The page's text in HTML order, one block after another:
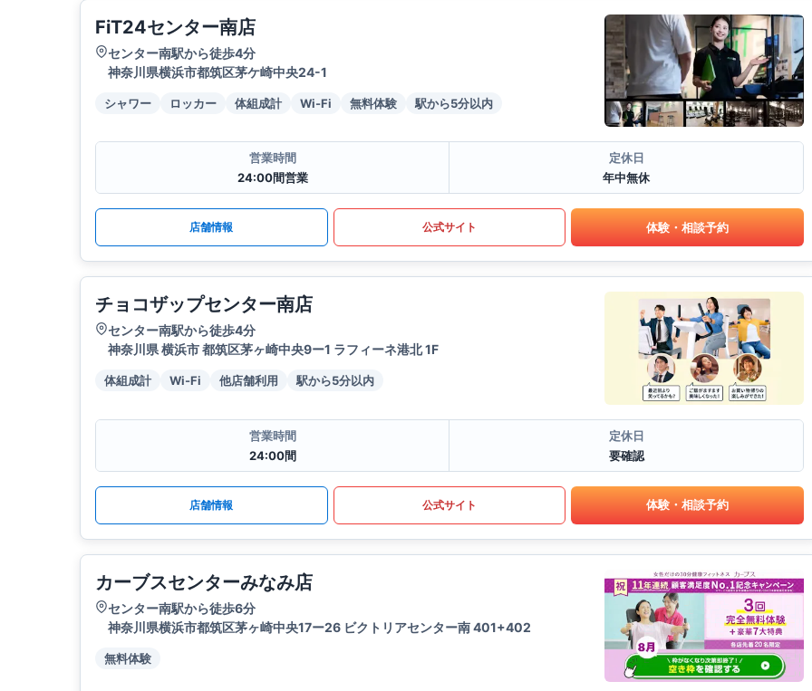
FiT24センター南店
センター南駅から徒歩4分
神奈川県横浜市都筑区茅ケ崎中央24-1
シャワー ロッカー 体組成計 Wi-Fi 無料体験 駅から5分以内
営業時間
24:00間営業
定休日
年中無休
店舗情報 公式サイト 体験・相談予約
チョコザップセンター南店
センター南駅から徒歩4分
神奈川県 横浜市 都筑区茅ヶ崎中央9ー1 ラフィーネ港北 1F
体組成計 Wi-Fi 他店舗利用 駅から5分以内
営業時間
24:00間
定休日
要確認
店舗情報 公式サイト 体験・相談予約
カーブスセンターみなみ店
センター南駅から徒歩6分
神奈川県横浜市都筑区茅ヶ崎中央17ー26 ビクトリアセンター南 401+402
無料体験